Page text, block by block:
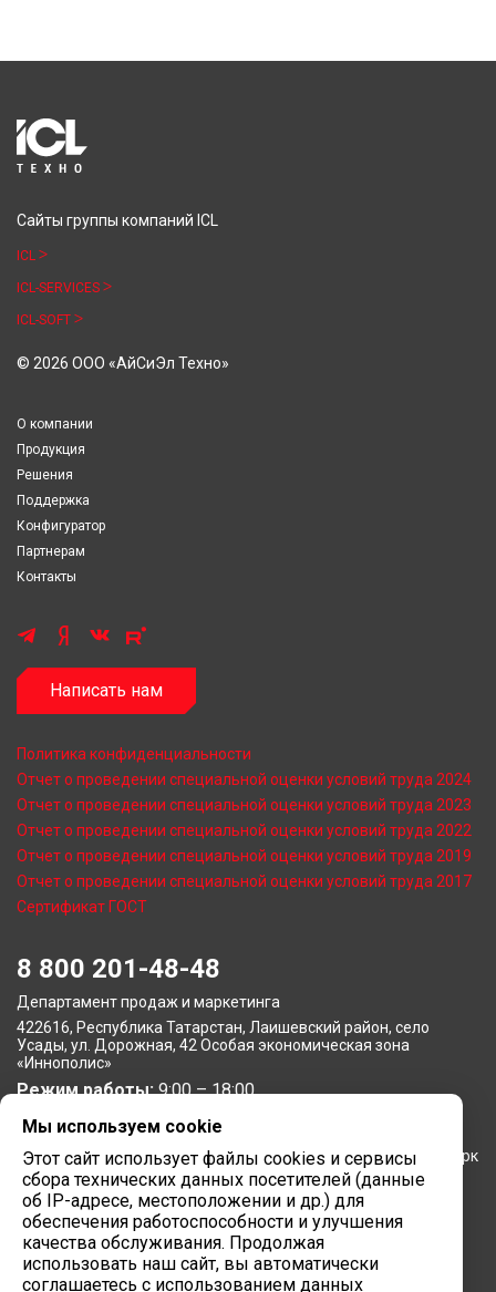
Сайты группы компаний ICL
ICL
ICL-SERVICES
ICL-SOFT
© 2026 ООО «АйСиЭл Техно»
О компании
Продукция
Решения
Поддержка
Конфигуратор
Партнерам
Контакты
Написать нам
Политика конфиденциальности
Отчет о проведении специальной оценки условий труда 2024
Отчет о проведении специальной оценки условий труда 2023
Отчет о проведении специальной оценки условий труда 2022
Отчет о проведении специальной оценки условий труда 2019
Отчет о проведении специальной оценки условий труда 2017
Сертификат ГОСТ
8 800 201-48-48
Департамент продаж и маркетинга
422616, Республика Татарстан, Лаишевский район, село
Усады, ул. Дорожная, 42 Особая экономическая зона
«Иннополис»
Режим работы:9:00 – 18:00
Московское представительство
105064, г. Москва, Нижний Сусальный переулок, 5, бизнес-парк
«Арма»
Режим работы:9:00 – 18:00
Завод вычислительной техники
422624, Республика Татарстан, мр-н Лаишевский, с/п
Столбищенское, ул.Советская, зд.278
Мы используем cookie
Этот сайт использует файлы cookies и сервисы
сбора технических данных посетителей (данные
об IP-адресе, местоположении и др.) для
обеспечения работоспособности и улучшения
качества обслуживания. Продолжая
использовать наш сайт, вы автоматически
соглашаетесь с использованием данных